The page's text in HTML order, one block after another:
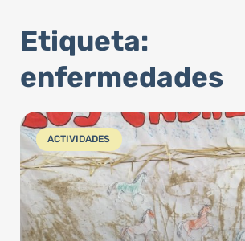
Etiqueta:
enfermedades
ACTIVIDADES